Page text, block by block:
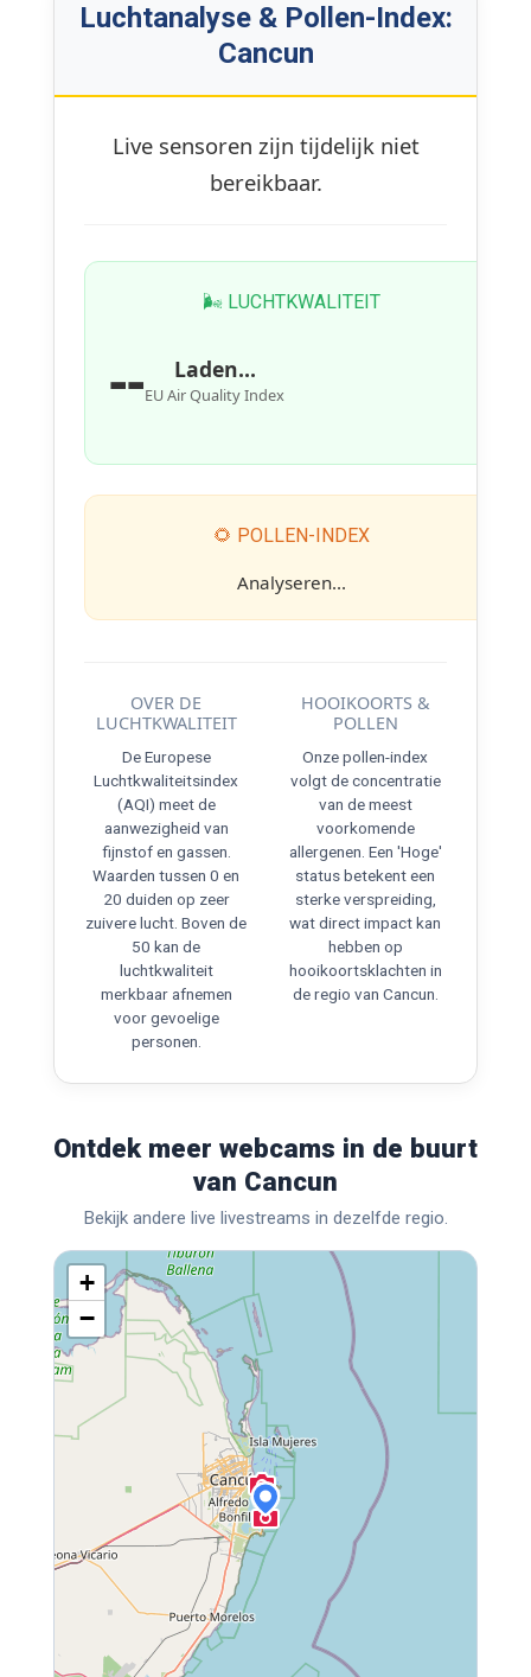
Luchtanalyse & Pollen-Index:
Cancun
Live sensoren zijn tijdelijk niet
bereikbaar.
🌬 LUCHTKWALITEIT
-- Laden...
EU Air Quality Index
🌻 POLLEN-INDEX
Analyseren...
OVER DE
LUCHTKWALITEIT
De Europese
Luchtkwaliteitsindex
(AQI) meet de
aanwezigheid van
fijnstof en gassen.
Waarden tussen 0 en
20 duiden op zeer
zuivere lucht. Boven de
50 kan de
luchtkwaliteit
merkbaar afnemen
voor gevoelige
personen.
HOOIKOORTS &
POLLEN
Onze pollen-index
volgt de concentratie
van de meest
voorkomende
allergenen. Een 'Hoge'
status betekent een
sterke verspreiding,
wat direct impact kan
hebben op
hooikoortsklachten in
de regio van Cancun.
Ontdek meer webcams in de buurt
van Cancun
Bekijk andere live livestreams in dezelfde regio.
+
−